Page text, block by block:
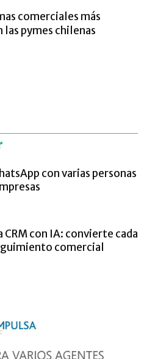
comerciales más
las pymes chilenas
con varias personas
con IA: convierte cada
comercial